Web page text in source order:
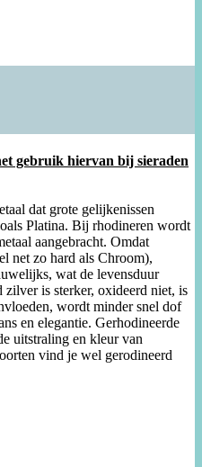
gebruik hiervan bij sieraden
dat grote gelijkenissen
Platina. Bij rhodineren wordt
aangebracht. Omdat
net zo hard als Chroom),
wat de levensduur
is sterker, oxideerd niet, is
wordt minder snel dof
en elegantie. Gerhodineerde
uitstraling en kleur van
vind je wel gerodineerd